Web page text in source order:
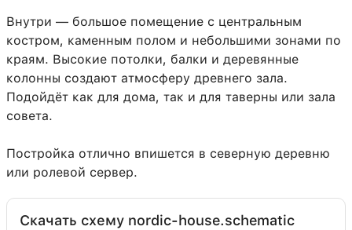
Внутри — большое помещение с центральным
костром, каменным полом и небольшими зонами по
краям. Высокие потолки, балки и деревянные
колонны создают атмосферу древнего зала.
Подойдёт как для дома, так и для таверны или зала
совета.
Постройка отлично впишется в северную деревню
или ролевой сервер.
Скачать схему nordic-house.schematic